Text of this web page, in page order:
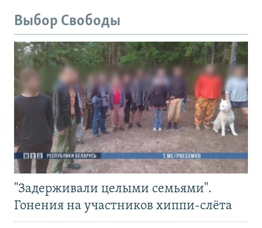
Выбор Свободы
"Задерживали целыми семьями".
Гонения на участников хиппи-слёта